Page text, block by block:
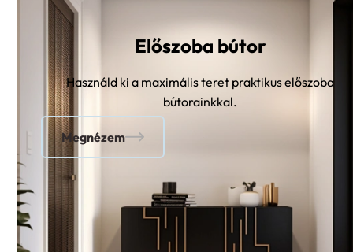
Előszoba bútor
Használd ki a maximális teret praktikus előszoba
bútorainkkal.
Megnézem